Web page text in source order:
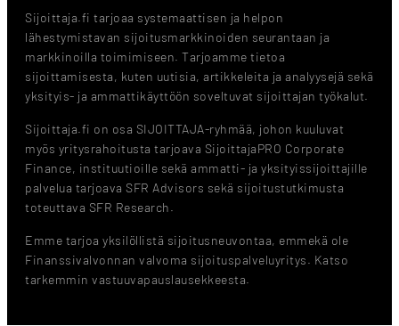
Sijoittaja.fi tarjoaa systemaattisen ja helpon
lähestymistavan sijoitusmarkkinoiden seurantaan ja
markkinoilla toimimiseen. Tarjoamme tietoa
sijoittamisesta, kuten uutisia, artikkeleita ja analyysejä sekä
yksityis- ja ammattikäyttöön soveltuvat sijoittajan työkalut.
Sijoittaja.fi on osa SIJOITTAJA-ryhmää, johon kuuluvat
myös yritysrahoitusta tarjoava SijoittajaPRO Corporate
Finance, instituutioille sekä ammatti- ja yksityissijoittajille
palvelua tarjoava SFR Advisors sekä sijoitustutkimusta
toteuttava SFR Research.
Emme tarjoa yksilöllistä sijoitusneuvontaa, emmekä ole
Finanssivalvonnan valvoma sijoituspalveluyritys. Katso
tarkemmin vastuuvapauslausekkeesta.